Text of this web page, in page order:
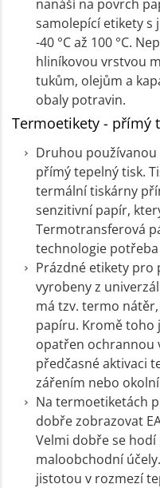
nanáší na povrch
samolepící etikety
-40 °C až 100 °C.
hliníkovou vrstvou
tukům, olejům a
obaly potravin.
Termoetikety - přímý
Druhou
přímý tepelný tisk.
termální tiskárny
senzitivní papír,
Termotransferová
technologie potřeba
Prázdné etikety pro
vyrobeny z
má tzv. termo
papíru. Kromě
opatřen ochrannou
předčasné aktivaci
zářením nebo
Na termoetiketách
dobře zobrazovat
Velmi dobře se
maloobchodní
jistotou v rozmezí